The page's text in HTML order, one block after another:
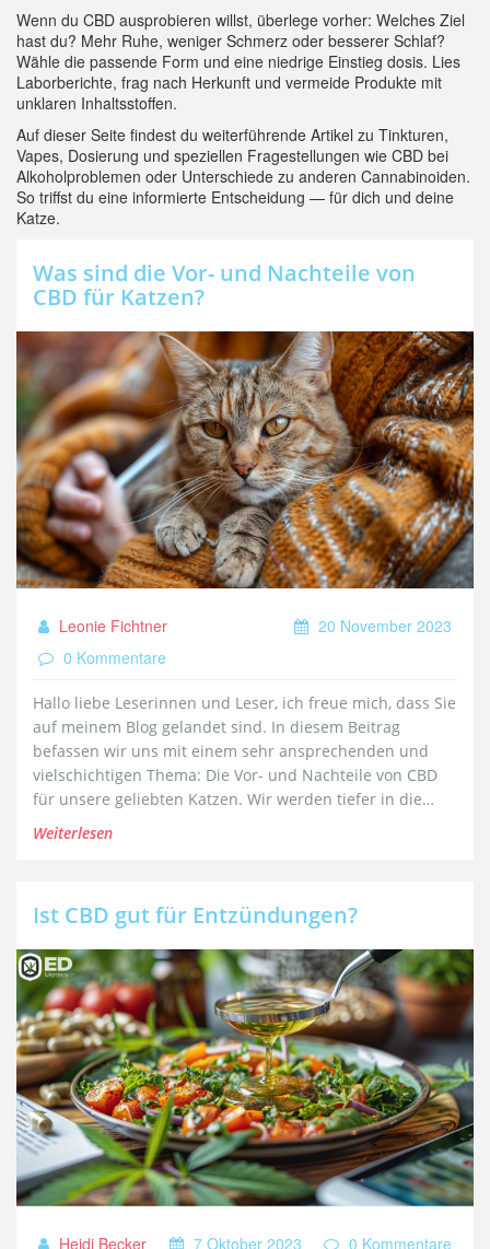
Wenn du CBD ausprobieren willst, überlege vorher: Welches Ziel
hast du? Mehr Ruhe, weniger Schmerz oder besserer Schlaf?
Wähle die passende Form und eine niedrige Einstieg dosis. Lies
Laborberichte, frag nach Herkunft und vermeide Produkte mit
unklaren Inhaltsstoffen.
Auf dieser Seite findest du weiterführende Artikel zu Tinkturen,
Vapes, Dosierung und speziellen Fragestellungen wie CBD bei
Alkoholproblemen oder Unterschiede zu anderen Cannabinoiden.
So triffst du eine informierte Entscheidung — für dich und deine
Katze.
Was sind die Vor- und Nachteile von
CBD für Katzen?
Leonie Fichtner
20 November 2023
0 Kommentare
Hallo liebe Leserinnen und Leser, ich freue mich, dass Sie
auf meinem Blog gelandet sind. In diesem Beitrag
befassen wir uns mit einem sehr ansprechenden und
vielschichtigen Thema: Die Vor- und Nachteile von CBD
für unsere geliebten Katzen. Wir werden tiefer in die
vielfältigen Vorteile dieser natürlichen Substanz
zu treffen. Freuen Sie sich auf aufschlussreiche
Weiterlesen
Ist CBD gut für Entzündungen?
Heidi Becker 7 Oktober 2023 0 Kommentare